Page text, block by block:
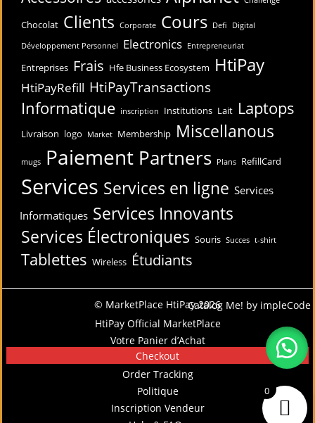
Chocolat Clients Corporate Cours Defi Digital
Développement Personnel Electronics Entrepreneuriat
Entreprises Frais Hfe Business Ecosystem HtiPay
HtiPayRefill HtiPayTransactions
Informatique inscription Institutions Lait Laptops
Livraison logo Market Membership Miscellanous
mugs Paiement Partners Plans RefillCard
Services Services en ligne Services
Informatiques Services Innovants
Services Électroniques Souris Succes t-shirt
Tablettes Wireless Étudiants
© MarketPlace HtiPay 2026Catalog Me! by impleCode
HtiPay Official MarketPlace
Votre Panier d’Achat
Checkout
Order Tracking
Politique
Inscription Vendeur
0